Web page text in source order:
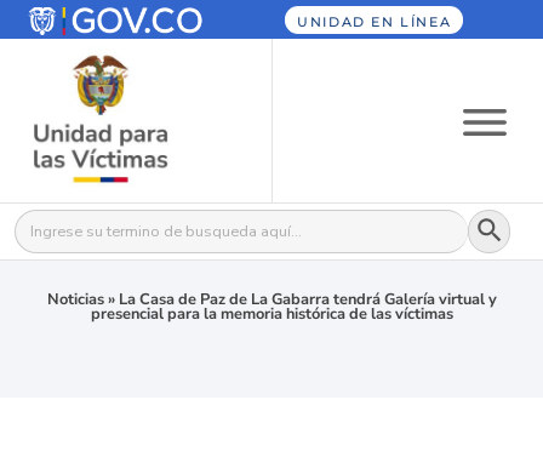
UNIDAD EN LÍNEA
Buscar: Botón
Noticias» La Casa de Paz de La Gabarra tendrá Galería virtual y
presencial para la memoria histórica de las víctimas